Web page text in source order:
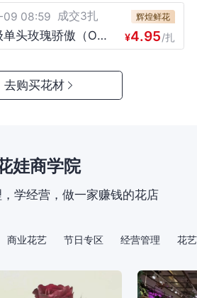
¥ /扎
09 08:59 成交3扎 辉煌鲜花
单头玫瑰骄傲（O
¥4.95/扎
08:59 成交2扎 满玲花卉
单头玫瑰骄傲（O
09 08:59 成交3扎
奇诺（C级）
（C级）
08:59 成交1扎 7天鲜花批发
利小叶多枝（B级） 10.88
红（C级） ¥6.89
蝴蝶兰(底花直径
（B级）
81.09/枝/盒
09 08:59 成交3扎 非常鲜花
去购买花材
娃商学院
学经营，做一家赚钱的花店
商业花艺 节日专区 经营管理 花